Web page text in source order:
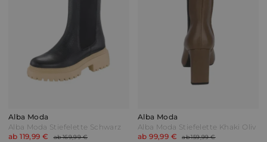
Alba Moda
Alba Moda Stiefelette Schwarz
ab 119,99 €
ab 169,99 €
Alba Moda
Alba Moda Stiefelette Khaki Oliv
ab 99,99 €
ab 159,99 €